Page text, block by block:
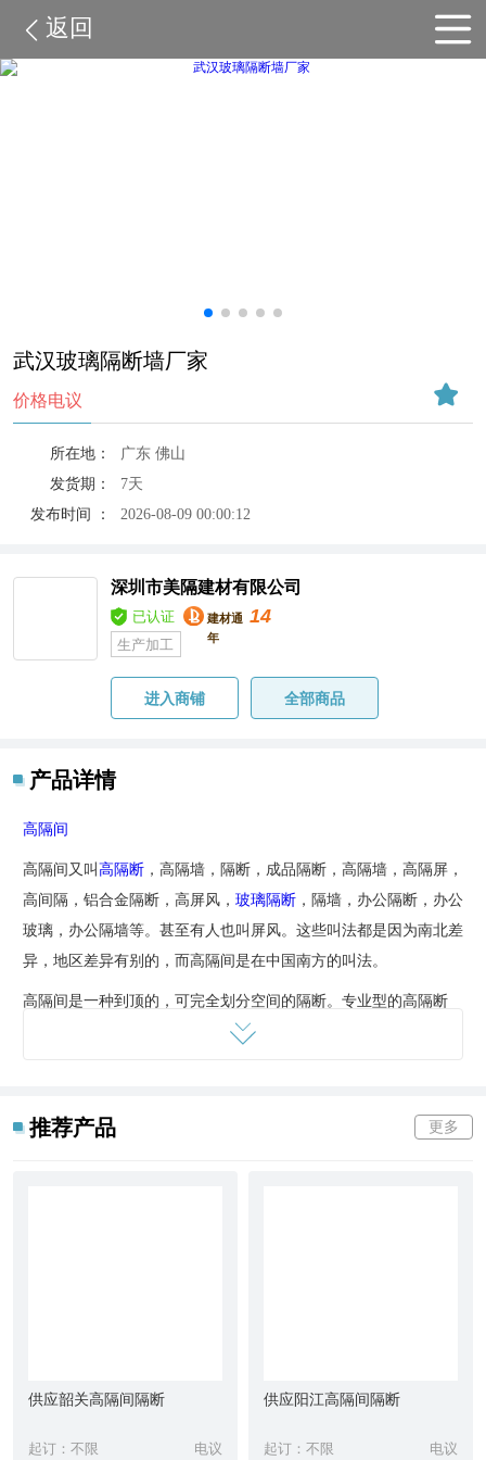
返回
武汉玻璃隔断墙厂家
价格电议
所在地：
广东 佛山
发货期：
7天
发布时间 ：
2026-08-09 00:00:12
深圳市美隔建材有限公司
已认证 建材通 14
年
生产加工
进入商铺 全部商品
产品详情
高隔间
高隔间又叫高隔断，高隔墙，隔断，成品隔断，高隔墙，高隔屏，
高间隔，铝合金隔断，高屏风， 玻璃隔断，隔墙，办公隔断，办公
玻璃，办公隔墙等。甚至有人也叫屏风。这些叫法都是因为南北差
异，地区差异有别的，而高隔间是在中国南方的叫法。
高隔间是一种到顶的，可完全划分空间的隔断。专业型的高隔断
间，不仅能实现传统的空间分隔的功能，而且他在采光、隔音、防
基本资料
玻璃隔断的设计
推荐产品 更多
供应韶关高隔间隔断
起订：不限 电议
供应阳江高隔间隔断
起订：不限 电议